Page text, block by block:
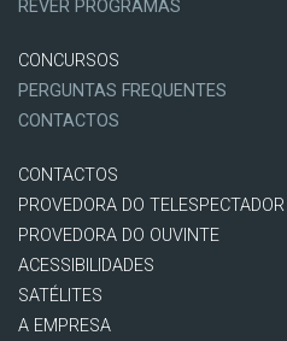
REVER PROGRAMAS
CONCURSOS
PERGUNTAS FREQUENTES
CONTACTOS
CONTACTOS
PROVEDORA DO TELESPECTADOR
PROVEDORA DO OUVINTE
ACESSIBILIDADES
SATÉLITES
A EMPRESA